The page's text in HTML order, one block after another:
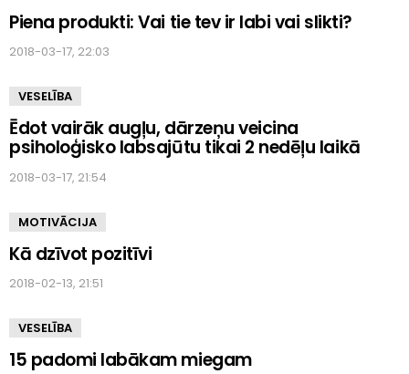
Piena produkti: Vai tie tev ir labi vai slikti?
2018-03-17, 22:03
VESELĪBA
Ēdot vairāk augļu, dārzeņu veicina
psiholoģisko labsajūtu tikai 2 nedēļu laikā
2018-03-17, 21:54
MOTIVĀCIJA
Kā dzīvot pozitīvi
2018-02-13, 21:51
VESELĪBA
15 padomi labākam miegam